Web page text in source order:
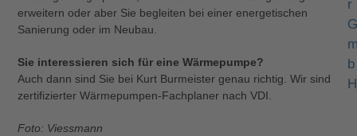
erweitern oder aber Sie begleiten bei einer energetischen
Sanierung oder im Neubau.
Sie interessieren sich für eine Wärmepumpe?
Auch dann sind Sie bei Kurt Burmeister genau richtig. Wir sind
zertifizierter Wärmepumpen-Fachplaner nach VDI.
Foto: Viessmann
r
G
b
H